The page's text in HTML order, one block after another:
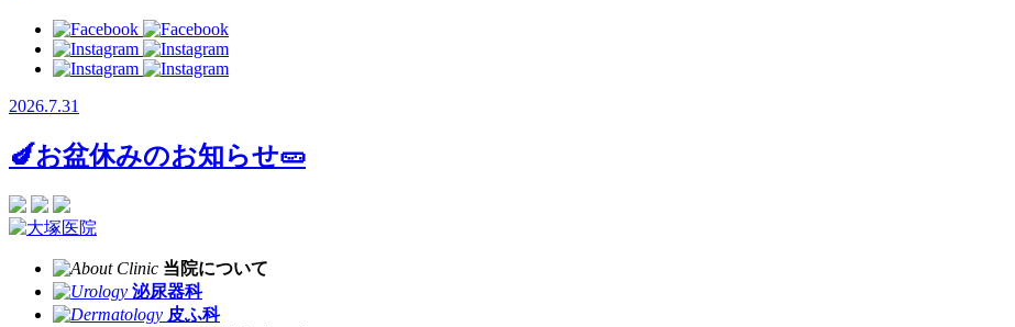
2026.7.31
🍆お盆休みのお知らせ🥒
当院について
泌尿器科
皮ふ科